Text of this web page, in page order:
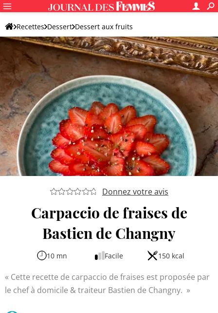
Recettes Dessert Dessert aux fruits
Dessert original aux fruits
Donnez votre avis
Carpaccio de fraises de
Bastien de Changny
10 mn Facile 150 kcal
Cette recette de carpaccio de fraises est proposée par
le chef à domicile & traiteur Bastien de Changny.